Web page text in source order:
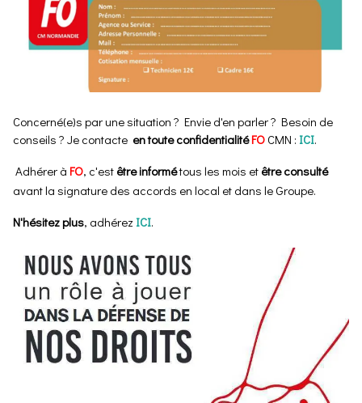
Concerné(e)s par une situation ? Envie d'en parler ? Besoin de
conseils ? Je contacte en toute confidentialitéFO CMN : ICI.
Adhérer à FO, c'est être informétous les mois et être consulté
avant la signature des accords en local et dans le Groupe.
N'hésitez plus, adhérez ICI.